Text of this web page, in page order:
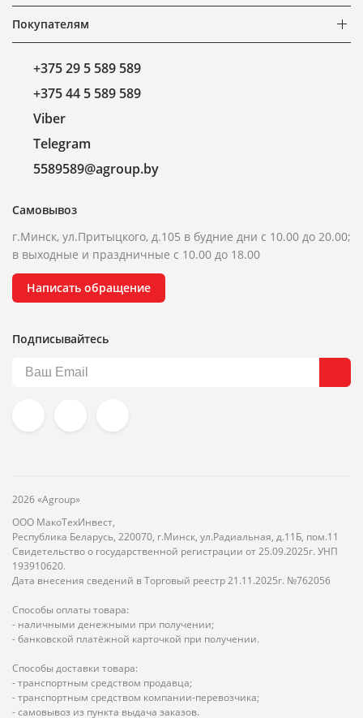
Покупателям
+375 29 5 589 589
+375 44 5 589 589
Viber
Telegram
5589589@agroup.by
Самовывоз
г.Минск, ул.Притыцкого, д.105 в будние дни с 10.00 до 20.00;
в выходные и праздничные с 10.00 до 18.00
Написать обращение
Подписывайтесь
2026 «Agroup»
ООО МакоТехИнвест,
Республика Беларусь, 220070, г.Минск, ул.Радиальная, д.11Б, пом.11
Свидетельство о государственной регистрации от 25.09.2025г. УНП
193910620.
Дата внесения сведений в Торговый реестр 21.11.2025г. №762056
Способы оплаты товара:
- наличными денежными при получении;
- банковской платёжной карточкой при получении.
Способы доставки товара:
- транспортным средством продавца;
- транспортным средством компании-перевозчика;
- самовывоз из пункта выдача заказов.